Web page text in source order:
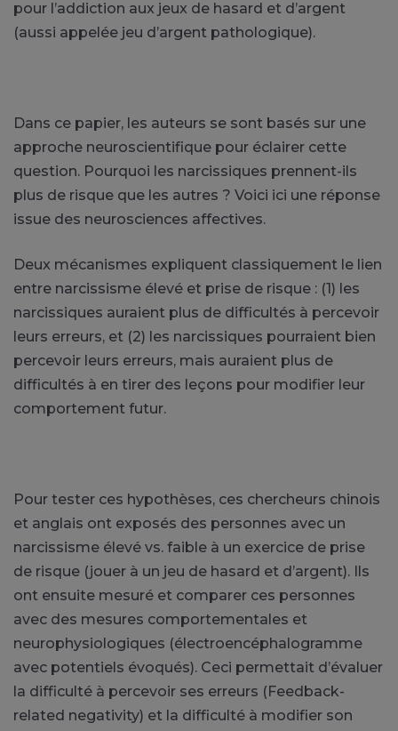
pour l’addiction aux jeux de hasard et d’argent
(aussi appelée jeu d’argent pathologique).
Dans ce papier, les auteurs se sont basés sur une
approche neuroscientifique pour éclairer cette
question. Pourquoi les narcissiques prennent-ils
plus de risque que les autres ? Voici ici une réponse
issue des neurosciences affectives.
Deux mécanismes expliquent classiquement le lien
entre narcissisme élevé et prise de risque : (1) les
narcissiques auraient plus de difficultés à percevoir
leurs erreurs, et (2) les narcissiques pourraient bien
percevoir leurs erreurs, mais auraient plus de
difficultés à en tirer des leçons pour modifier leur
comportement futur.
Pour tester ces hypothèses, ces chercheurs chinois
et anglais ont exposés des personnes avec un
narcissisme élevé vs. faible à un exercice de prise
de risque (jouer à un jeu de hasard et d’argent). Ils
ont ensuite mesuré et comparer ces personnes
avec des mesures comportementales et
neurophysiologiques (électroencéphalogramme
avec potentiels évoqués). Ceci permettait d’évaluer
la difficulté à percevoir ses erreurs (Feedback-
related negativity) et la difficulté à modifier son